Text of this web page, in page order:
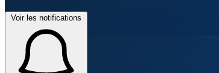
Voir les notifications